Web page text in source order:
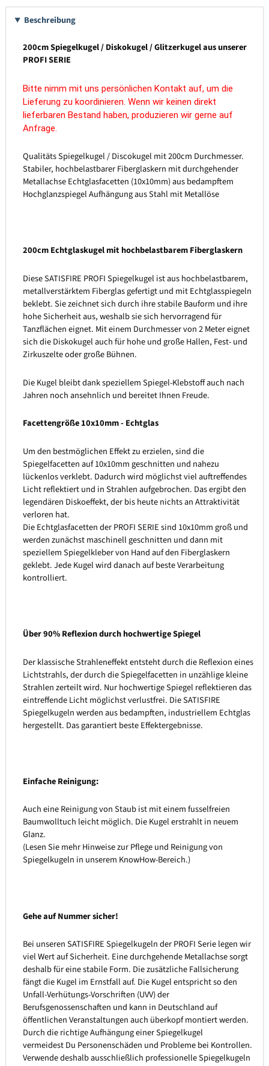
Beschreibung
200cm Spiegelkugel / Diskokugel / Glitzerkugel aus unserer
PROFI SERIE
Bitte nimm mit uns persönlichen Kontakt auf, um die
Lieferung zu koordinieren. Wenn wir keinen direkt
lieferbaren Bestand haben, produzieren wir gerne auf
Anfrage.
Qualitäts Spiegelkugel / Discokugel mit 200cm Durchmesser.
Stabiler, hochbelastbarer Fiberglaskern mit durchgehender
Metallachse Echtglasfacetten (10x10mm) aus bedampftem
Hochglanzspiegel Aufhängung aus Stahl mit Metallöse
200cm Echtglaskugel mit hochbelastbarem Fiberglaskern
Diese SATISFIRE PROFI Spiegelkugel ist aus hochbelastbarem,
metallverstärktem Fiberglas gefertigt und mit Echtglasspiegeln
beklebt. Sie zeichnet sich durch ihre stabile Bauform und ihre
hohe Sicherheit aus, weshalb sie sich hervorragend für
Tanzflächen eignet. Mit einem Durchmesser von 2 Meter eignet
sich die Diskokugel auch für hohe und große Hallen, Fest- und
Zirkuszelte oder große Bühnen.
Die Kugel bleibt dank speziellem Spiegel-Klebstoff auch nach
Jahren noch ansehnlich und bereitet Ihnen Freude.
Facettengröße 10x10mm - Echtglas
Um den bestmöglichen Effekt zu erzielen, sind die
Spiegelfacetten auf 10x10mm geschnitten und nahezu
lückenlos verklebt. Dadurch wird möglichst viel auftreffendes
Licht reflektiert und in Strahlen aufgebrochen. Das ergibt den
legendären Diskoeffekt, der bis heute nichts an Attraktivität
verloren hat.
Die Echtglasfacetten der PROFI SERIE sind 10x10mm groß und
werden zunächst maschinell geschnitten und dann mit
speziellem Spiegelkleber von Hand auf den Fiberglaskern
geklebt. Jede Kugel wird danach auf beste Verarbeitung
kontrolliert.
Über 90% Reflexion durch hochwertige Spiegel
Der klassische Strahleneffekt entsteht durch die Reflexion eines
Lichtstrahls, der durch die Spiegelfacetten in unzählige kleine
Strahlen zerteilt wird. Nur hochwertige Spiegel reflektieren das
eintreffende Licht möglichst verlustfrei. Die SATISFIRE
Spiegelkugeln werden aus bedampften, industriellem Echtglas
hergestellt. Das garantiert beste Effektergebnisse.
Einfache Reinigung:
Auch eine Reinigung von Staub ist mit einem fusselfreien
Baumwolltuch leicht möglich. Die Kugel erstrahlt in neuem
Glanz.
(Lesen Sie mehr Hinweise zur Pflege und Reinigung von
Spiegelkugeln in unserem KnowHow-Bereich.)
Gehe auf Nummer sicher!
Bei unseren SATISFIRE Spiegelkugeln der PROFI Serie legen wir
viel Wert auf Sicherheit. Eine durchgehende Metallachse sorgt
deshalb für eine stabile Form. Die zusätzliche Fallsicherung
fängt die Kugel im Ernstfall auf. Die Kugel entspricht so den
Unfall-Verhütungs-Vorschriften (UVV) der
Berufsgenossenschaften und kann in Deutschland auf
öffentlichen Veranstaltungen auch überkopf montiert werden.
Durch die richtige Aufhängung einer Spiegelkugel
vermeidest Du Personenschäden und Probleme bei Kontrollen.
Verwende deshalb ausschließlich professionelle Spiegelkugeln